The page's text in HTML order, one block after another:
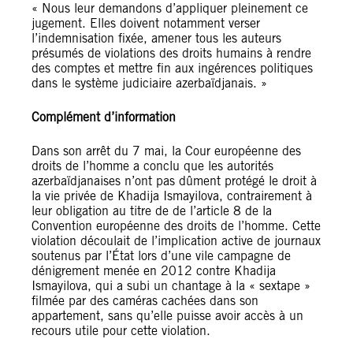
« Nous leur demandons d’appliquer pleinement ce
jugement. Elles doivent notamment verser
l’indemnisation fixée, amener tous les auteurs
présumés de violations des droits humains à rendre
des comptes et mettre fin aux ingérences politiques
dans le système judiciaire azerbaïdjanais. »
Complément d’information
Dans son arrêt du 7 mai, la Cour européenne des
droits de l’homme a conclu que les autorités
azerbaïdjanaises n’ont pas dûment protégé le droit à
la vie privée de Khadija Ismayilova, contrairement à
leur obligation au titre de de l’article 8 de la
Convention européenne des droits de l’homme. Cette
violation découlait de l’implication active de journaux
soutenus par l’État lors d’une vile campagne de
dénigrement menée en 2012 contre Khadija
Ismayilova, qui a subi un chantage à la « sextape »
filmée par des caméras cachées dans son
appartement, sans qu’elle puisse avoir accès à un
recours utile pour cette violation.